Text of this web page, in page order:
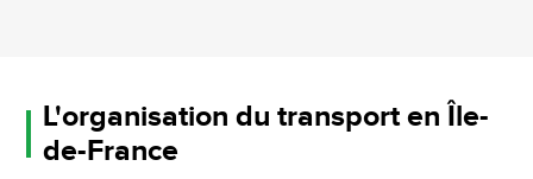
L'organisation du transport en Île-
de-France